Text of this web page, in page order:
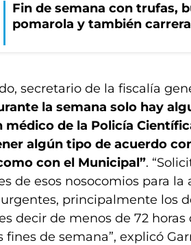
Fin de semana con trufas,
pomarola y también
secretario de la fiscalía
la semana solo hay
de la Policía
algún tipo de acuerdo
con el Municipal”.
de esos nosocomios para
principalmente los
decir de menos de 72
fines de semana”, explicó